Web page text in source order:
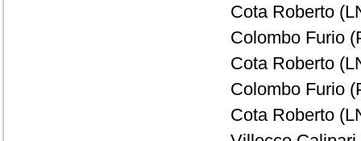
Cota Roberto
Colombo Furio
Cota Roberto
Colombo Furio
Cota Roberto